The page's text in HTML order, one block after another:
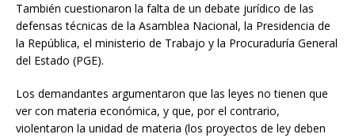
También cuestionaron la falta de un debate jurídico de las
defensas técnicas de la Asamblea Nacional, la Presidencia de
la República, el ministerio de Trabajo y la Procuraduría General
del Estado (PGE).
Los demandantes argumentaron que las leyes no tienen que
ver con materia económica, y que, por el contrario,
violentaron la unidad de materia (los proyectos de ley deben